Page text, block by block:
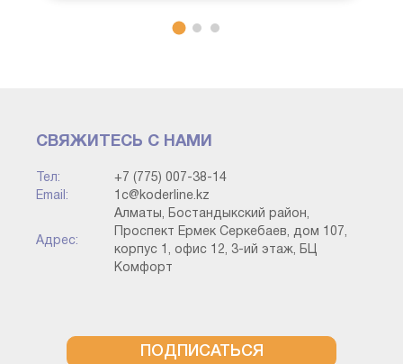
СВЯЖИТЕСЬ С НАМИ
Тел:
+7 (775) 007-38-14
Email:
1c@koderline.kz
Адрес:
Алматы, Бостандыкский район,
Проспект Ермек Серкебаев, дом 107,
корпус 1, офис 12, 3-ий этаж, БЦ
Комфорт
ПОДПИСАТЬСЯ